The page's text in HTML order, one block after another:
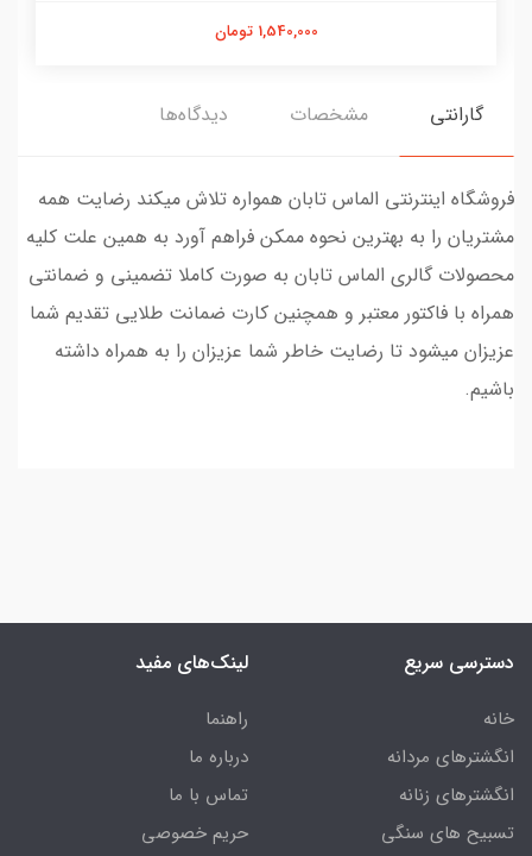
1,540,000 تومان
گارانتی مشخصات دیدگاه‌ها
فروشگاه اینترنتی الماس تابان همواره تلاش میکند رضایت همه
مشتریان را به بهترین نحوه ممکن فراهم آورد به همین علت کلیه
محصولات گالری الماس تابان به صورت کاملا تضمینی و ضمانتی
همراه با فاکتور معتبر و همچنین کارت ضمانت طلایی تقدیم شما
عزیزان میشود تا رضایت خاطر شما عزیزان را به همراه داشته
باشیم.
دسترسی سریع
خانه
انگشترهای مردانه
انگشترهای زنانه
تسبیح های سنگی
لینک‌های مفید
راهنما
درباره ما
تماس با ما
حریم خصوصی